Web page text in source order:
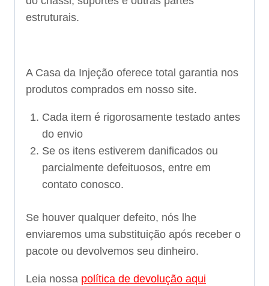
estruturais.
A Casa da Injeção oferece total garantia nos
produtos comprados em nosso site.
Cada item é rigorosamente testado antes
do envio
Se os itens estiverem danificados ou
parcialmente defeituosos, entre em
contato conosco.
Se houver qualquer defeito, nós lhe
enviaremos uma substituição após receber o
pacote ou devolvemos seu dinheiro.
Leia nossa política de devolução aqui